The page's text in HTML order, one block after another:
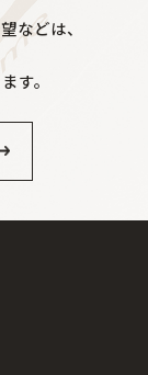
などは、
す。